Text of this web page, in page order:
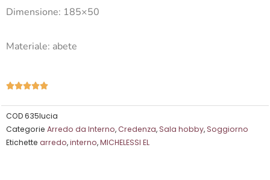
Dimensione: 185×50
Materiale: abete
Valutazione
su
5
COD635lucia
Categorie Arredo da Interno,Credenza,Sala hobby,Soggiorno
Etichette arredo,interno,MICHELESSI EL